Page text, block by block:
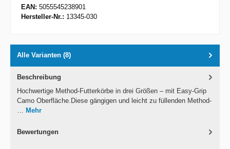
EAN: 5055545238901
Hersteller-Nr.: 13345-030
Alle Varianten (8)
Beschreibung
Hochwertige Method-Futterkörbe in drei Größen – mit Easy-Grip
Camo Oberfläche.Diese gängigen und leicht zu füllenden Method-
Mehr
Bewertungen